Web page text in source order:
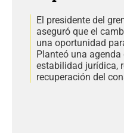
El presidente del
aseguró que el
una oportunidad
Planteó una
estabilidad jurídica,
recuperación del